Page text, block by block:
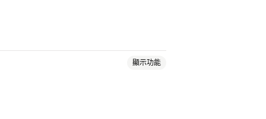
顯示功能